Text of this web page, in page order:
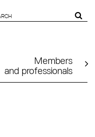
FORMMembers
and professionals